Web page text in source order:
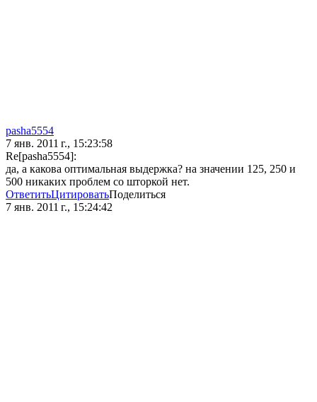
pasha5554
7 янв. 2011 г., 15:23:58
Re[pasha5554]:
да, а какова оптимальная выдержка? на значении 125, 250 и
500 никаких проблем со шторкой нет.
ОтветитьЦитироватьПоделиться
7 янв. 2011 г., 15:24:42